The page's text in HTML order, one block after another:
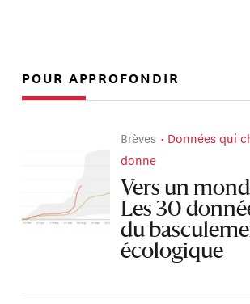
POUR APPROFONDIR
Brèves
Données qui
donne
Vers un
Les 30
du
écologique